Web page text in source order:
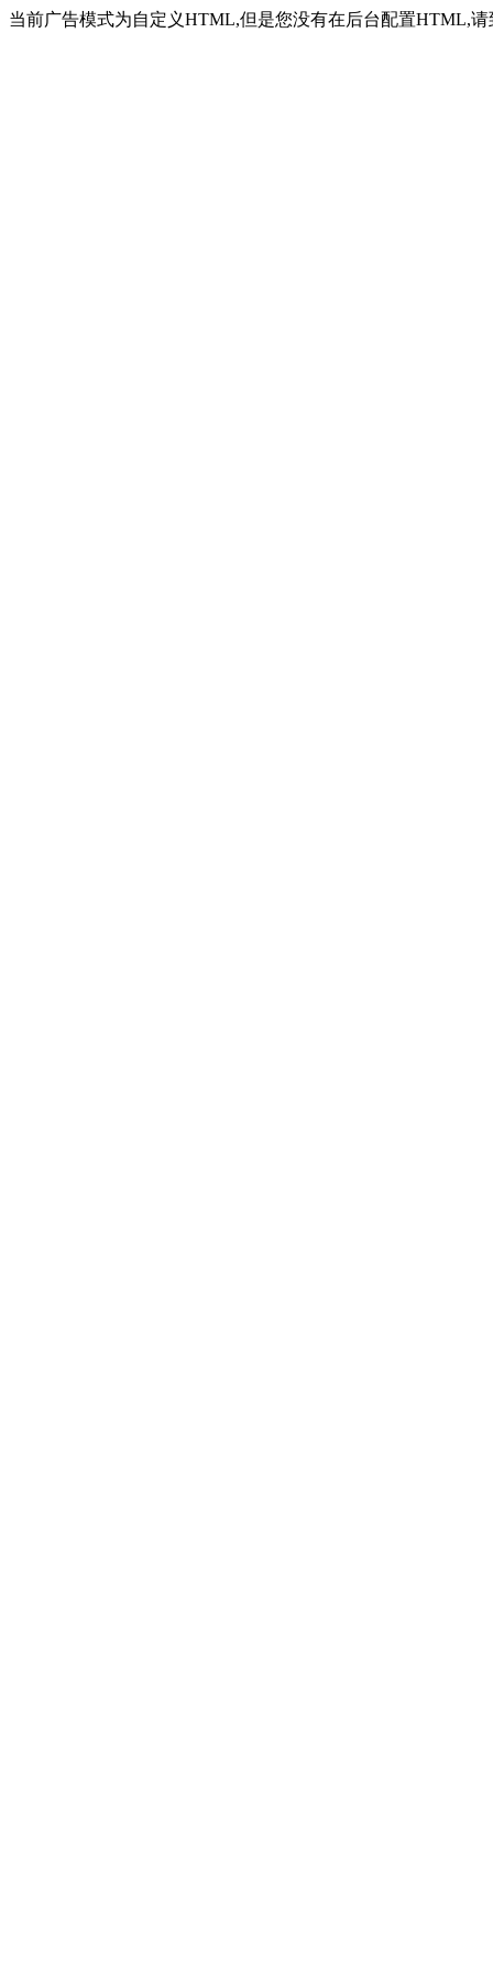
当前广告模式为自定义HTML,但是您没有在后台配置HTML,